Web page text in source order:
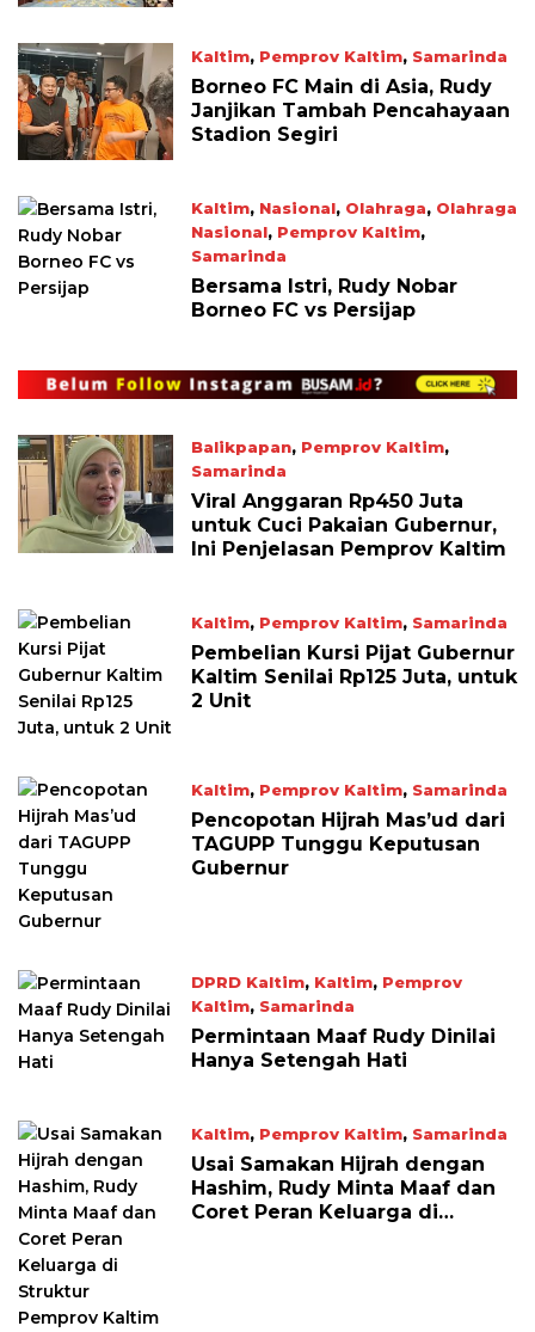
Kaltim, Pemprov Kaltim, Samarinda
May 18, 2026
Borneo FC Main di Asia, Rudy
Janjikan Tambah Pencahayaan
Stadion Segiri
Kaltim, Nasional, Olahraga, Olahraga
Nasional, Pemprov Kaltim,
Samarinda
May 17, 2026
Bersama Istri, Rudy Nobar
Borneo FC vs Persijap
Balikpapan, Pemprov Kaltim,
Samarinda
May 4, 2026
Viral Anggaran Rp450 Juta
untuk Cuci Pakaian Gubernur,
Ini Penjelasan Pemprov Kaltim
Kaltim, Pemprov Kaltim, Samarinda
May 1, 2026
Pembelian Kursi Pijat Gubernur
Kaltim Senilai Rp125 Juta, untuk
2 Unit
Kaltim, Pemprov Kaltim, Samarinda
April 28, 2026
Pencopotan Hijrah Mas’ud dari
TAGUPP Tunggu Keputusan
Gubernur
DPRD Kaltim, Kaltim, Pemprov
Kaltim, Samarinda
April 27, 2026
Permintaan Maaf Rudy Dinilai
Hanya Setengah Hati
Kaltim, Pemprov Kaltim, Samarinda
April 26, 2026
Usai Samakan Hijrah dengan
Hashim, Rudy Minta Maaf dan
Coret Peran Keluarga di